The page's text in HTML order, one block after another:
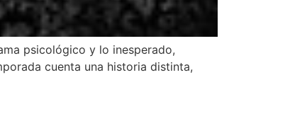
psicológico y lo inesperado,
cuenta una historia distinta,